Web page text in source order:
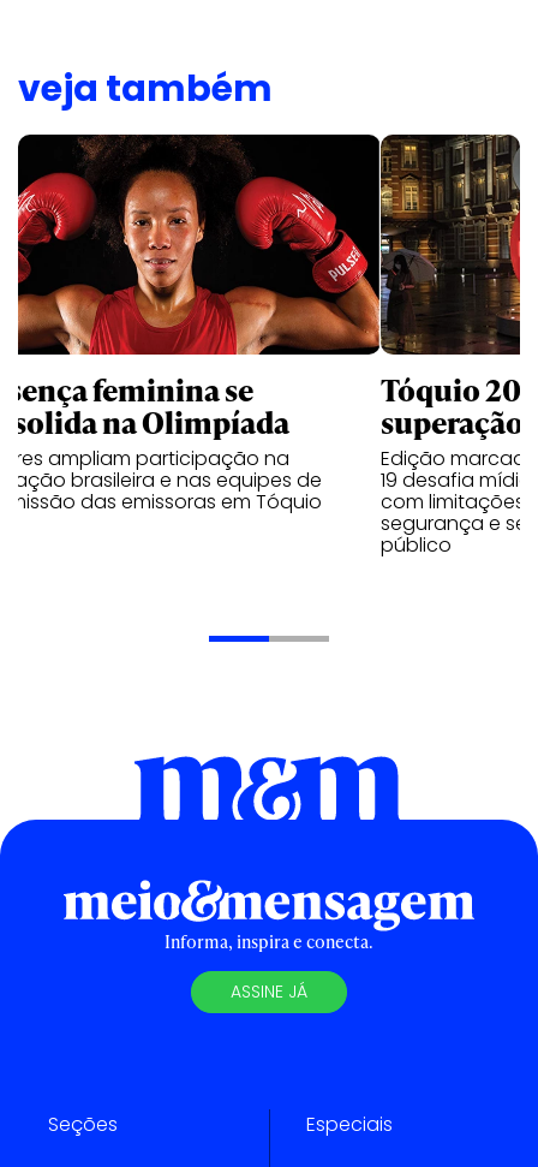
veja também
feminina se
na Olimpíada
ampliam participação na
brasileira e nas equipes de
das emissoras em Tóquio
Tóquio
superação
Edição
19 desafia
com limitações
segurança e
público
Informa, inspira e conecta.
ASSINE JÁ
Seções Especiais